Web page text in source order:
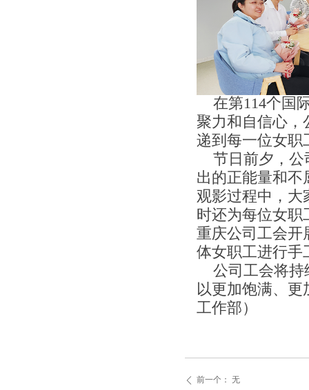
在第114个国
聚力和自信心，
递到每一位女职
节日前夕，公
出的正能量和不
观影过程中，大
时还为每位女职
重庆公司工会开
体女职工进行手
公司工会将持
以更加饱满、
工作部）
ꄴ 前一个： 无